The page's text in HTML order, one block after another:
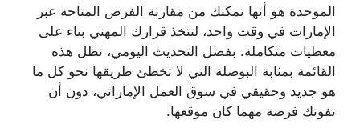
الموحدة هو أنها تمكنك من مقارنة الفرص المتاحة عبر
الإمارات في وقت واحد، لتتخذ قرارك المهني بناء على
معطيات متكاملة. بفضل التحديث اليومي، تظل هذه
القائمة بمثابة البوصلة التي لا تخطئ طريقها نحو كل ما
هو جديد وحقيقي في سوق العمل الإماراتي، دون أن
تفوتك فرصة مهما كان موقعها.